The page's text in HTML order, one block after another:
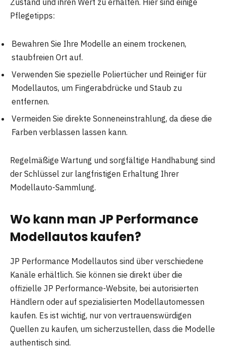
Zustand und ihren Wert zu erhalten. Hier sind einige
Pflegetipps:
Bewahren Sie Ihre Modelle an einem trockenen,
staubfreien Ort auf.
Verwenden Sie spezielle Poliertücher und Reiniger für
Modellautos, um Fingerabdrücke und Staub zu
entfernen.
Vermeiden Sie direkte Sonneneinstrahlung, da diese die
Farben verblassen lassen kann.
Regelmäßige Wartung und sorgfältige Handhabung sind
der Schlüssel zur langfristigen Erhaltung Ihrer
Modellauto-Sammlung.
Wo kann man JP Performance
Modellautos kaufen?
JP Performance Modellautos sind über verschiedene
Kanäle erhältlich. Sie können sie direkt über die
offizielle JP Performance-Website, bei autorisierten
Händlern oder auf spezialisierten Modellautomessen
kaufen. Es ist wichtig, nur von vertrauenswürdigen
Quellen zu kaufen, um sicherzustellen, dass die Modelle
authentisch sind.